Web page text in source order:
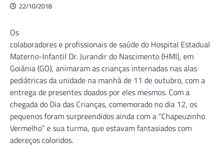
22/10/2018
Os
colaboradores e profissionais de saúde do Hospital Estadual
Materno-Infantil Dr. Jurandir do Nascimento (HMI), em
Goiânia (GO), animaram as crianças internadas nas alas
pediátricas da unidade na manhã de 11 de outubro, com a
entrega de presentes doados por eles mesmos. Com a
chegada do Dia das Crianças, comemorado no dia 12, os
pequenos foram surpreendidos ainda com a “Chapeuzinho
Vermelho” e sua turma, que estavam fantasiados com
adereços coloridos.